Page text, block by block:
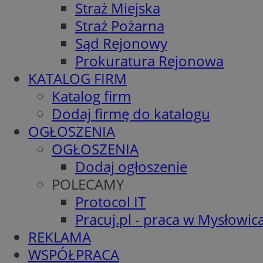
Straż Miejska
Straż Pożarna
Sąd Rejonowy
Prokuratura Rejonowa
KATALOG FIRM
Katalog firm
Dodaj firmę do katalogu
OGŁOSZENIA
OGŁOSZENIA
Dodaj ogłoszenie
POLECAMY
Protocol IT
Pracuj.pl - praca w
REKLAMA
WSPÓŁPRACA